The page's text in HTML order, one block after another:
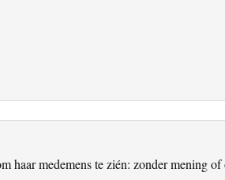
haar medemens te zién: zonder mening